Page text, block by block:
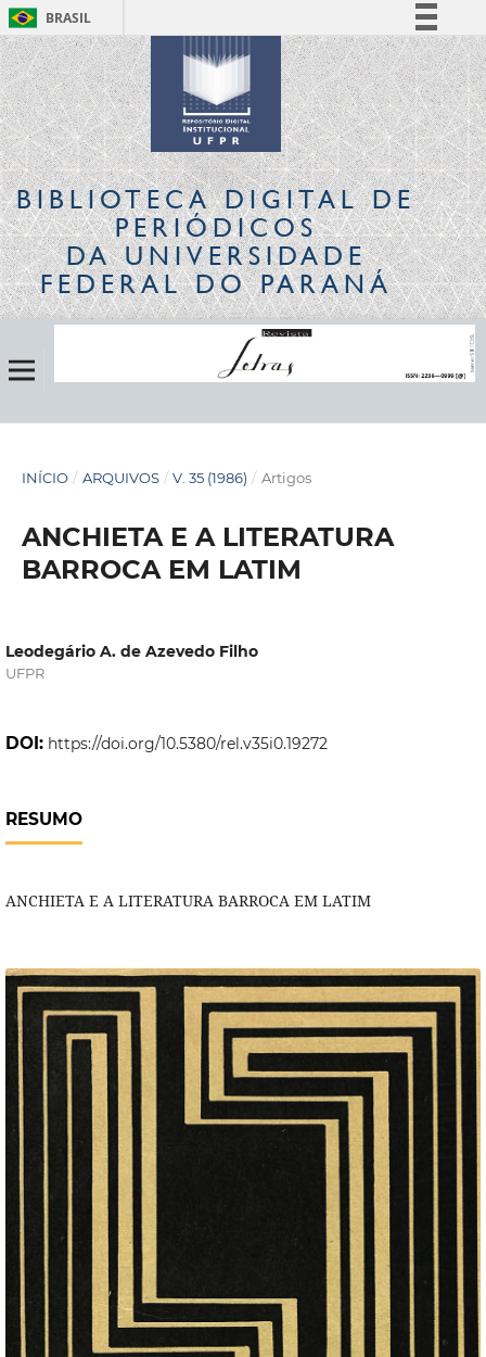
BRASIL
Simplifique!
Comunica BR
Participe
Acesso à informação
Legislação
Canais
BIBLIOTECA DIGITALDE
PERIÓDICOS
DA UNIVERSIDADE
FEDERAL DO PARANÁ
INÍCIO / ARQUIVOS / V. 35 (1986) / Artigos
ANCHIETA E A LITERATURA
BARROCA EM LATIM
Leodegário A. de Azevedo Filho
UFPR
DOI: https://doi.org/10.5380/rel.v35i0.19272
RESUMO
ANCHIETA E A LITERATURA BARROCA EM LATIM